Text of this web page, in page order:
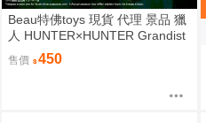
Beau特佛toys 現貨 代理 景品 獵
人 HUNTER×HUNTER Grandist
a 小傑 0206
售價 450